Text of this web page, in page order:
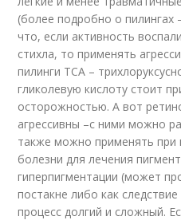
(более подробно о
что, если активность
стихла, то применять
пилинги ТСА –
гликолевую кислоту стоит
осторожностью. А вот
агрессивны –с ними можно
также можно применять при
болезни для лечения
гиперпигментации (может
постакне либо как
процесс долгий и сложный.